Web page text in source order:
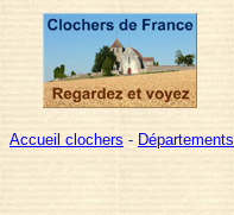
Accueil clochers - Départements